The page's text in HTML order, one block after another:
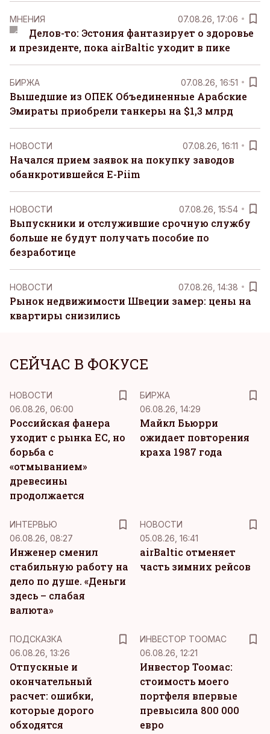
MНЕНИЯ 07.08.26, 17:06
Делов-то: Эстония фантазирует о здоровье
и президенте, пока airBaltic уходит в пике
БИРЖА 07.08.26, 16:51
Вышедшие из ОПЕК Объединенные Арабские
Эмираты приобрели танкеры на $1,3 млрд
НОВОСТИ 07.08.26, 16:11
Начался прием заявок на покупку заводов
обанкротившейся E-Piim
НОВОСТИ 07.08.26, 15:54
Выпускники и отслужившие срочную службу
больше не будут получать пособие по
безработице
НОВОСТИ 07.08.26, 14:38
Рынок недвижимости Швеции замер: цены на
квартиры снизились
СЕЙЧАС В ФОКУСЕ
НОВОСТИ
06.08.26, 06:00
Российская фанера
уходит с рынка ЕС, но
борьба с
«отмыванием»
древесины
продолжается
БИРЖА
06.08.26, 14:29
Майкл Бьюрри
ожидает повторения
краха 1987 года
ИНТЕРВЬЮ
06.08.26, 08:27
Инженер сменил
стабильную работу на
дело по душе. «Деньги
здесь – слабая
валюта»
НОВОСТИ
05.08.26, 16:41
airBaltic отменяет
часть зимних рейсов
ПОДСКАЗКА
06.08.26, 13:26
Отпускные и
окончательный
расчет: ошибки,
которые дорого
обходятся
ИНВЕСТОР ТООМАС
06.08.26, 12:21
Инвестор Тоомас:
стоимость моего
портфеля впервые
превысила 800 000
евро